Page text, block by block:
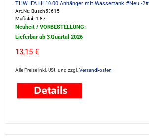
THW IFA HL10.00 Anhänger mit Wassertank #Neu -2#
Art.Nr.: Busch53615
Maßstab:1:87
Neuheit / VORBESTELLUNG:
Lieferbar ab 3.Quartal 2026
13,15 €
Alle Preise inkl. USt. und zzgl. Versandkosten